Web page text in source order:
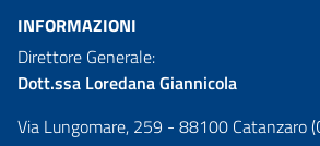
INFORMAZIONI
Direttore Generale:
Dott.ssa Loredana Giannicola
Via Lungomare, 259 - 88100 Catanzaro